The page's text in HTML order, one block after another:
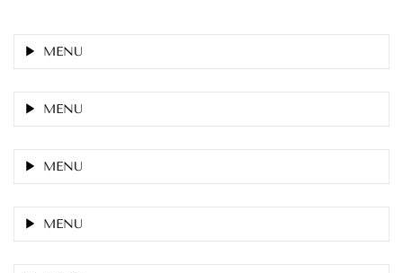
MENU
MENU
MENU
MENU